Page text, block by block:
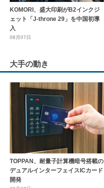
KOMORI、盛大印刷がB2インクジ
ェット「J-throne 29」を中国初導
入
08月07日
大手の動き
TOPPAN、耐量子計算機暗号搭載の
デュアルインターフェイスICカード
開発